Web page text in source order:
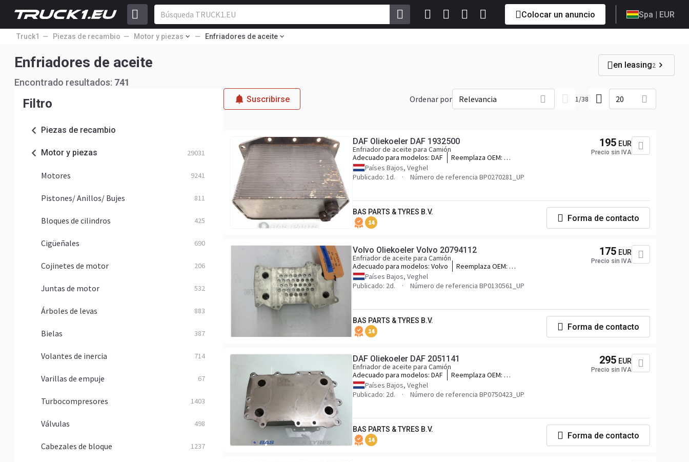
Colocar un anuncio Spa | EUR
Truck1 Piezas de recambio Motor y piezas Enfriadores de aceite
Enfriadores de aceite
Encontrado resultados: 741
en leasing2
Filtro
Piezas de recambio
Motor y piezas 29031
Motores 9241
Pistones/ Anillos/ Bujes 811
Bloques de cilindros 425
Cigüeñales 690
Cojinetes de motor 206
Juntas de motor 532
Árboles de levas 883
Bielas 387
Volantes de inercia 714
Varillas de empuje 67
Turbocompresores 1403
Válvulas 498
Cabezales de bloque 1237
Suscribirse Ordenar por Relevancia 1/38 20
DAF Oliekoeler DAF 1932500
Enfriador de aceite para Camión
Adecuado para modelos: DAF
Reemplaza OEM:
Países Bajos, Veghel
Publicado: 1d.
Número de referencia BP0270281_UP
195 EUR
Precio sin IVA
BAS PARTS & TYRES B.V.
14 Forma de contacto
Volvo Oliekoeler Volvo 20794112
Enfriador de aceite para Camión
Adecuado para modelos: Volvo
Reemplaza OEM:
083,76403905_VOLUP,76163490_VOLUP
Países Bajos, Veghel
Publicado: 2d.
Número de referencia BP0130561_UP
175 EUR
Precio sin IVA
BAS PARTS & TYRES B.V.
14 Forma de contacto
DAF Oliekoeler DAF 2051141
Enfriador de aceite para Camión
Adecuado para modelos: DAF
Reemplaza OEM:
Países Bajos, Veghel
Publicado: 2d.
Número de referencia BP0750423_UP
295 EUR
Precio sin IVA
BAS PARTS & TYRES B.V.
14 Forma de contacto